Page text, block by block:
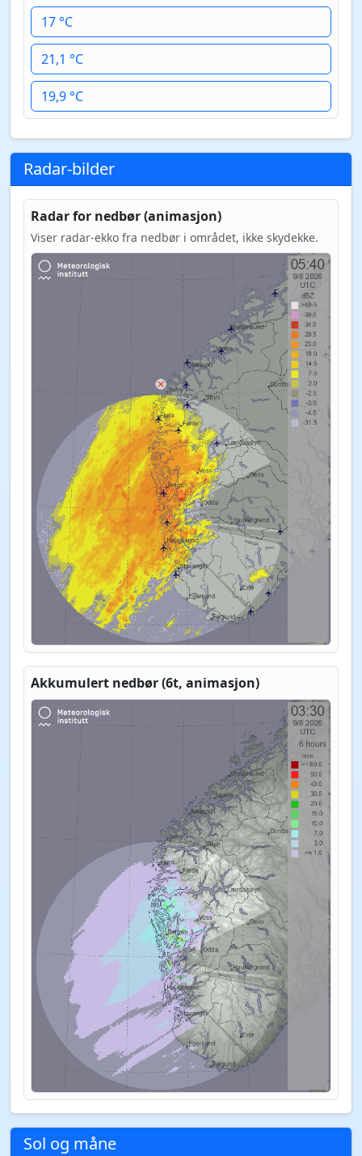
17 °C
21,1 °C
19,9 °C
Radar-bilder
Radar for nedbør (animasjon)
Viser radar-ekko fra nedbør i området, ikke skydekke.
Akkumulert nedbør (6t, animasjon)
Sol og måne